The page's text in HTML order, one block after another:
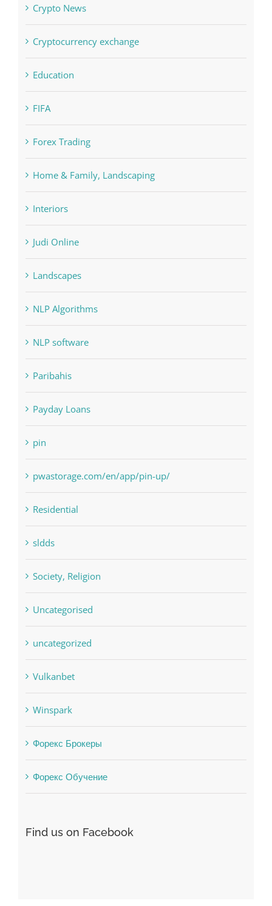
Crypto News
Cryptocurrency exchange
Education
FIFA
Forex Trading
Home & Family, Landscaping
Interiors
Judi Online
Landscapes
NLP Algorithms
NLP software
Paribahis
Payday Loans
pin
pwastorage.com/en/app/pin-up/
Residential
sldds
Society, Religion
Uncategorised
uncategorized
Vulkanbet
Winspark
Форекс Брокеры
Форекс Обучение
Find us on Facebook